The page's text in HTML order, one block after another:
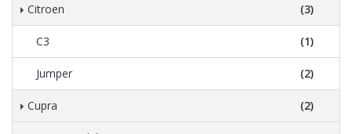
Citroen (3)
C3 (1)
Jumper (2)
Cupra (2)